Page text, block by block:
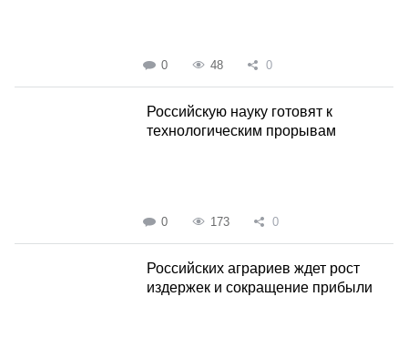
0 48 0
Российскую науку готовят к
технологическим прорывам
0 173 0
Российских аграриев ждет рост
издержек и сокращение прибыли